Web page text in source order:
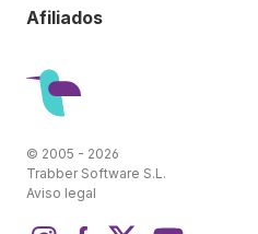
Afiliados
© 2005 - 2026
Trabber Software S.L.
Aviso legal